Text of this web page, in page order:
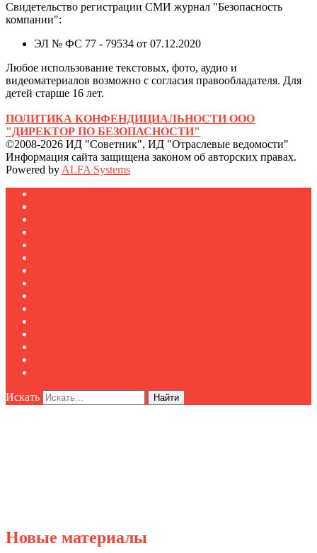
Свидетельство регистрации СМИ журнал "Безопасность
компании":
ЭЛ № ФС 77 - 79534 от 07.12.2020
Любое использование текстовых, фото, аудио и
видеоматериалов возможно с согласия правообладателя. Для
детей старше 16 лет.
ПОЛИТИКА КОНФЕНДИЦИАЛЬНОСТИ ООО
"ДИРЕКТОР ПО БЕЗОПАСНОСТИ"
©2008-2026 ИД "Советник", ИД "Отраслевые ведомости"
Информация сайта защищена законом об авторских правах.
Powered by ALFA Systems
Искать Найти
Новые материалы